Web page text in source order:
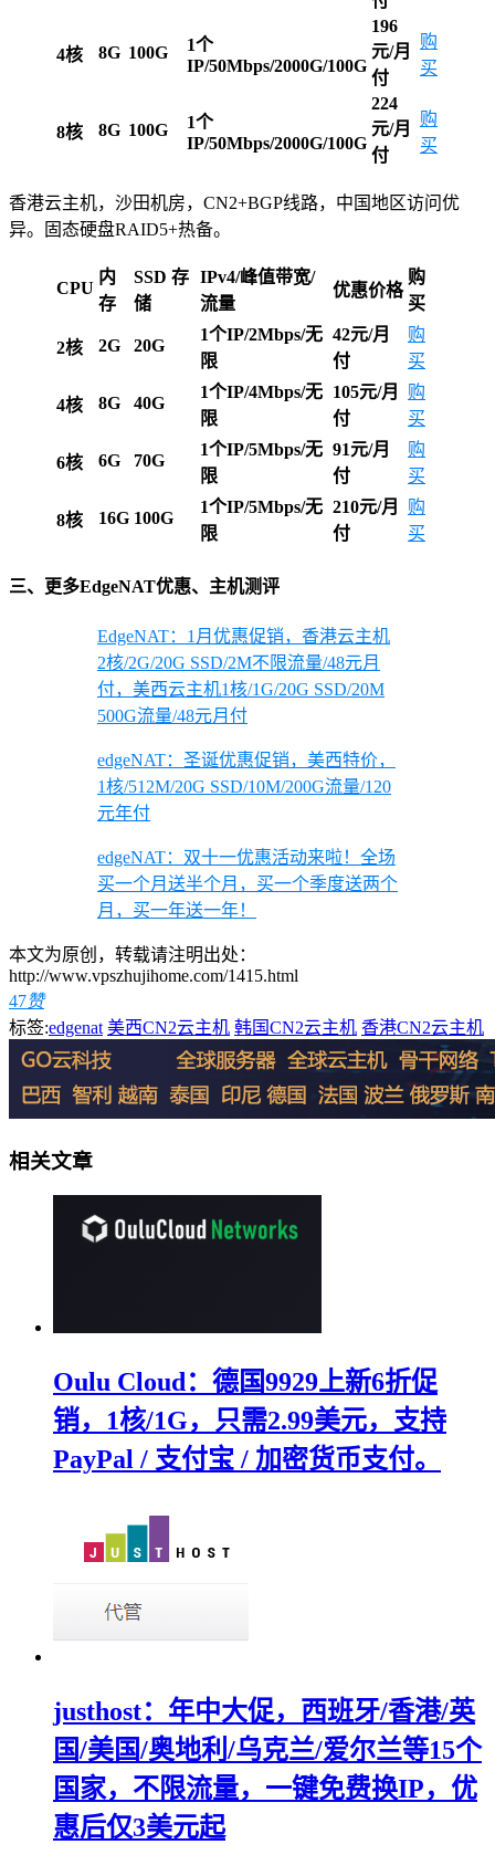
4核 8G 100G
1个
IP/50Mbps/2000G/100G
196
元/月
付
购
买
8核 8G 100G
1个
IP/50Mbps/2000G/100G
224
元/月
付
购
买
香港云主机，沙田机房，CN2+BGP线路，中国地区访问优
异。固态硬盘RAID5+热备。
CPU
内
存
SSD 存
储
IPv4/峰值带宽/
流量
优惠价格
购
买
2核 2G 20G
1个IP/2Mbps/无
限
42元/月
付
购
买
4核 8G 40G
1个IP/4Mbps/无
限
105元/月
付
购
买
6核 6G 70G
1个IP/5Mbps/无
限
91元/月
付
购
买
8核 16G 100G
1个IP/5Mbps/无
限
210元/月
付
购
买
三、更多EdgeNAT优惠、主机测评
EdgeNAT：1月优惠促销，香港云主机
2核/2G/20G SSD/2M不限流量/48元月
付，美西云主机1核/1G/20G SSD/20M
500G流量/48元月付
edgeNAT：圣诞优惠促销，美西特价，
1核/512M/20G SSD/10M/200G流量/120
元年付
edgeNAT：双十一优惠活动来啦！全场
买一个月送半个月，买一个季度送两个
月，买一年送一年！
本文为原创，转载请注明出处：
http://www.vpszhujihome.com/1415.html
47赞
标签:edgenat 美西CN2云主机 韩国CN2云主机 香港CN2云主机
相关文章
Oulu Cloud：德国9929上新6折促
销，1核/1G，只需2.99美元，支持
PayPal / 支付宝 / 加密货币支付。
justhost：年中大促，西班牙/香港/英
国/美国/奥地利/乌克兰/爱尔兰等15个
国家，不限流量，一键免费换IP，优
惠后仅3美元起